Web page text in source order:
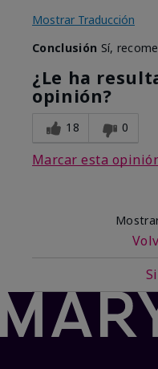
Mostrar Traducción
Conclusión Sí,
¿Le ha
opinión?
18 0
Marcar esta